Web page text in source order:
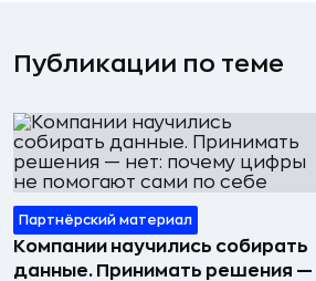
Публикации по теме
Партнёрский материал
Компании научились собирать
данные. Принимать решения —